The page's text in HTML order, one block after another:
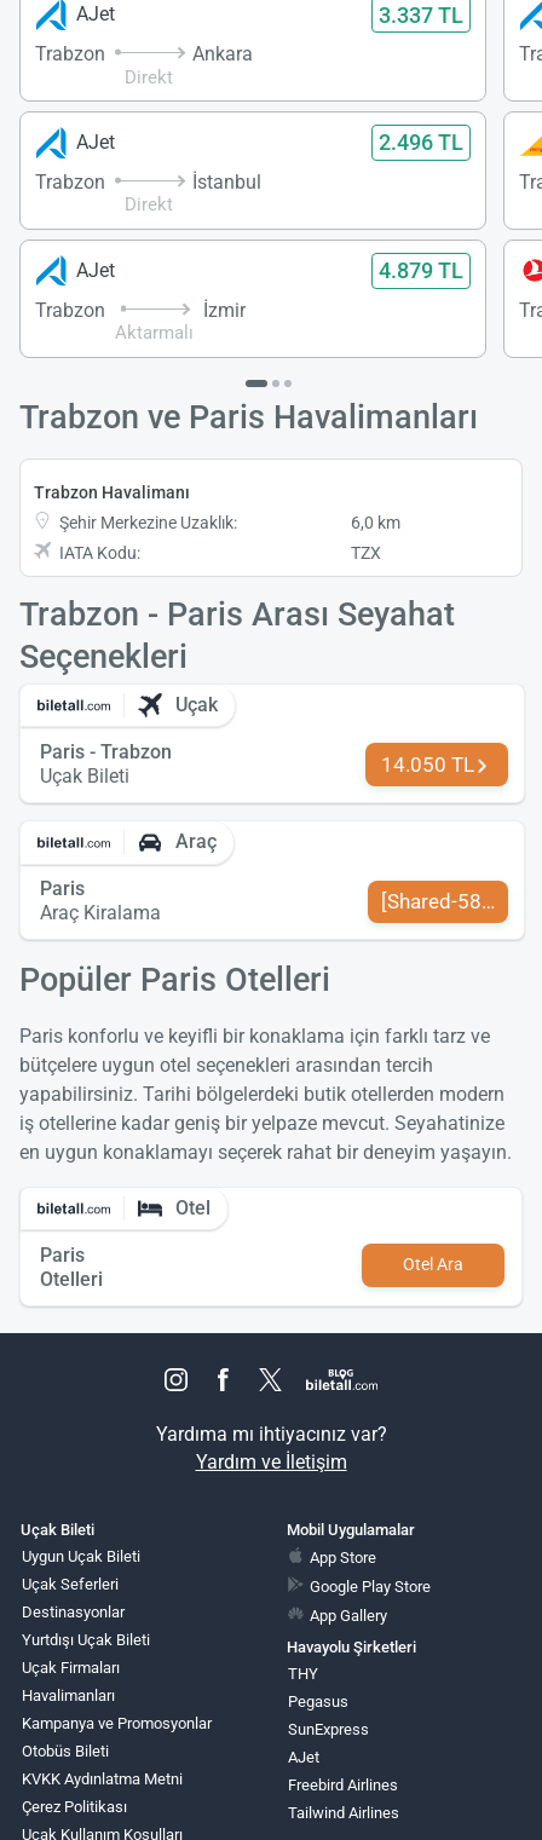
AJet 3.337 TL
Trabzon
Direkt
Ankara
AJet 2.496 TL
Trabzon
Direkt
İstanbul
AJet 4.879 TL
Trabzon
Aktarmalı
İzmir
Trabzon ve Paris Havalimanları
Trabzon Havalimanı
Şehir Merkezine Uzaklık:
6,0 km
IATA Kodu:
TZX
Trabzon - Paris Arası Seyahat
Seçenekleri
Uçak
Paris - Trabzon
Uçak Bileti
14.050 TL
Araç
Paris
Araç Kiralama
[Shared-589-tr-
Popüler Paris Otelleri
Paris konforlu ve keyifli bir konaklama için farklı tarz ve
bütçelere uygun otel seçenekleri arasından tercih
yapabilirsiniz. Tarihi bölgelerdeki butik otellerden modern
iş otellerine kadar geniş bir yelpaze mevcut. Seyahatinize
en uygun konaklamayı seçerek rahat bir deneyim yaşayın.
Otel
Paris
Otelleri
Otel Ara
Yardıma mı ihtiyacınız var?
Yardım ve İletişim
Uçak Bileti
Uygun Uçak Bileti
Uçak Seferleri
Destinasyonlar
Yurtdışı Uçak Bileti
Uçak Firmaları
Havalimanları
Kampanya ve Promosyonlar
Otobüs Bileti
KVKK Aydınlatma Metni
Çerez Politikası
Uçak Kullanım Koşulları
Mobil Uygulamalar
App Store
Google Play Store
App Gallery
Havayolu Şirketleri
THY
Pegasus
SunExpress
AJet
Freebird Airlines
Tailwind Airlines